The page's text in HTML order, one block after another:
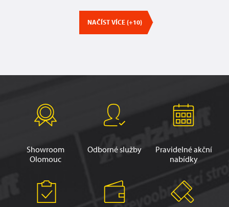
NAČÍST VÍCE (+10)
Showroom
Olomouc
Odborné služby
Pravidelné akční
nabídky